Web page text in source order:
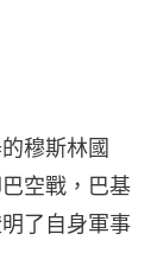
穆斯林國
空戰，巴基
了自身軍事